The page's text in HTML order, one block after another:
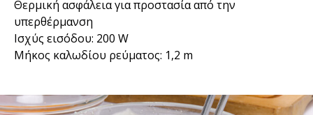
Θερμική ασφάλεια για προστασία από την
υπερθέρμανση
Ισχύς εισόδου: 200 W
Μήκος καλωδίου ρεύματος: 1,2 m